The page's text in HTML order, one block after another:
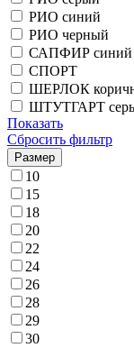
РИО синий
РИО черный
САПФИР синий
СПОРТ
ШЕРЛОК
ШТУТГАРТ
Показать
Сбросить фильтр
Размер
10
15
18
20
22
24
26
28
29
30